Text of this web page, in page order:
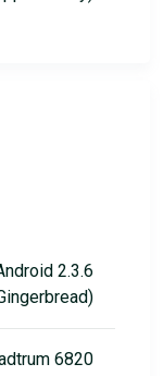
2.3.6
6820